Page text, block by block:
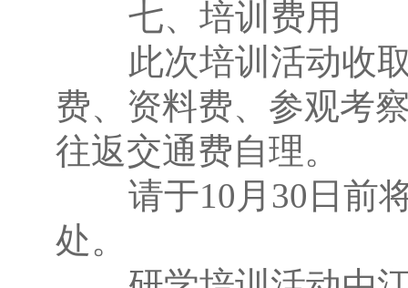
七、培训费用
此次培训活动收取
费、资料费、参观考
往返交通费自理。
请于10月30日前将
处。